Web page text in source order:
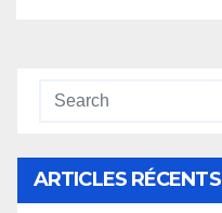
ARTICLES RÉCENTS